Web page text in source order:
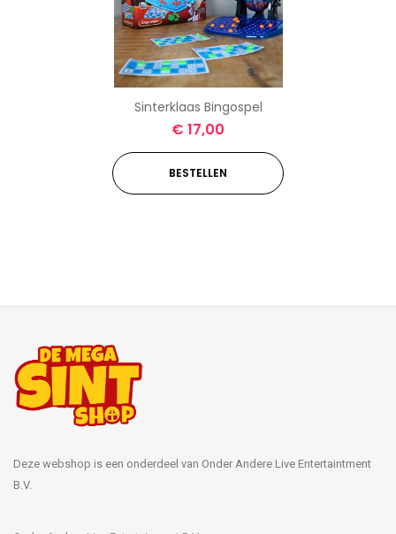
Sinterklaas Bingospel
€ 17,00
BESTELLEN
Deze webshop is een onderdeel van Onder Andere Live Entertaintment
B.V.